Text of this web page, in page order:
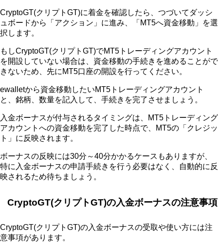
CryptoGT(クリプトGT)に着金を確認したら、つづいてダッシ
ュボードから「アクション」に進み、「MT5へ資金移動」を選
択します。
もしCryptoGT(クリプトGT)でMT5トレーディングアカウント
を開設していない場合は、資金移動の手続きを進めることがで
きないため、先にMT5口座の開設を行ってください。
ewalletから資金移動したいMT5トレーディングアカウント
と、銘柄、数量を記入して、手続きを完了させましょう。
入金ボーナスが付与されるタイミングは、MT5トレーディング
アカウントへの資金移動を完了した時点で、MT5の「クレジッ
ト」に反映されます。
ボーナスの反映には30分～40分かかるケースもありますが、
特に入金ボーナスの申請手続きを行う必要はなく、自動的に反
映されるため待ちましょう。
CryptoGT(クリプトGT)の入金ボーナスの注意事項
CryptoGT(クリプトGT)の入金ボーナスの受取や使い方には注
意事項があります。